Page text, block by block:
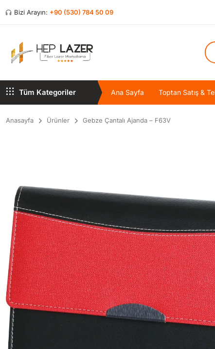
Bizi Arayın: +90 (530) 784 50 09
Tüm Kategoriler Ana Sayfa Toptan Satış &
Anasayfa Ürünler Gebze Çantalı Ajanda – F63V